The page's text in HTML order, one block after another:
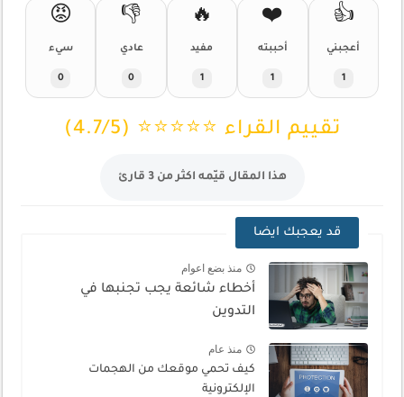
👍
أعجبني
1
❤️
أحببته
1
🔥
مفيد
1
👎
عادي
0
😡
سيء
0
تقييم القراء ⭐⭐⭐⭐⭐ (4.7/5)
هذا المقال قيّمه اكثر من 3 قارئ
قد يعجبك ايضا
منذ بضع اعوام
أخطاء شائعة يجب تجنبها في
التدوين
منذ عام
كيف تحمي موقعك من الهجمات
الإلكترونية